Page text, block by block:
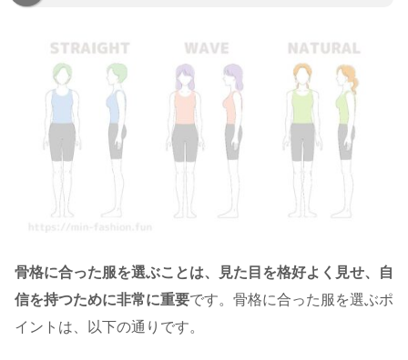
骨格に合った服を選ぶことは、見た目を格好よく見せ、自
信を持つために非常に重要です。骨格に合った服を選ぶポ
イントは、以下の通りです。